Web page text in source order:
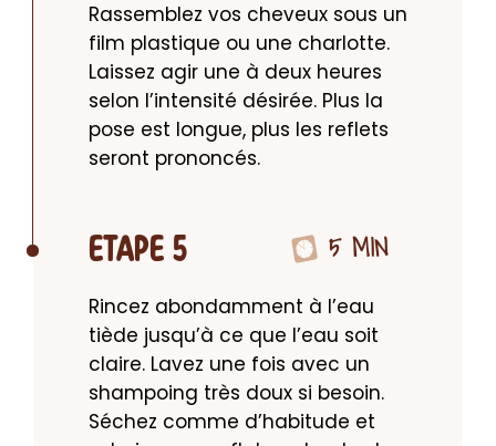
Rassemblez vos cheveux sous un
film plastique ou une charlotte.
Laissez agir une à deux heures
selon l’intensité désirée. Plus la
pose est longue, plus les reflets
seront prononcés.
ETAPE 5 5 MIN
Rincez abondamment à l’eau
tiède jusqu’à ce que l’eau soit
claire. Lavez une fois avec un
shampoing très doux si besoin.
Séchez comme d’habitude et